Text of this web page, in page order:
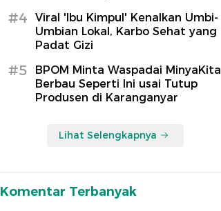
#4
Viral 'Ibu Kimpul' Kenalkan Umbi-
Umbian Lokal, Karbo Sehat yang
Padat Gizi
#5
BPOM Minta Waspadai MinyaKita
Berbau Seperti Ini usai Tutup
Produsen di Karanganyar
Lihat Selengkapnya
Komentar Terbanyak